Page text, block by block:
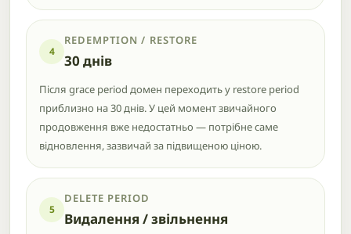
4
REDEMPTION / RESTORE
30 днів
Після grace period домен переходить у restore period
приблизно на 30 днів. У цей момент звичайного
продовження вже недостатньо — потрібне саме
відновлення, зазвичай за підвищеною ціною.
5
DELETE PERIOD
Видалення / звільнення